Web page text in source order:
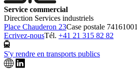
Service commercial
Direction Services industriels
Place Chauderon 23Case postale 7416
Ecrivez-nousTél. +41 21 315 82 82
S'y rendre en transports publics